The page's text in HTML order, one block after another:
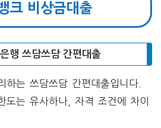
크 비상금대출
행 쓰담쓰담 간편대출
하는 쓰담쓰담 간편대출입니다.
도는 유사하나, 자격 조건에 차이